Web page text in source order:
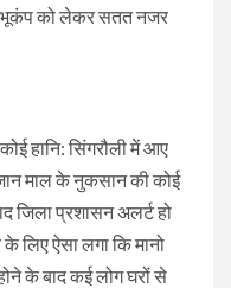
भूकंप को लेकर सतत नजर
हानि: सिंगरौली में आए
माल के नुकसान की कोई
जिला प्रशासन अलर्ट हो
लिए ऐसा लगा कि मानो
के बाद कई लोग घरों से